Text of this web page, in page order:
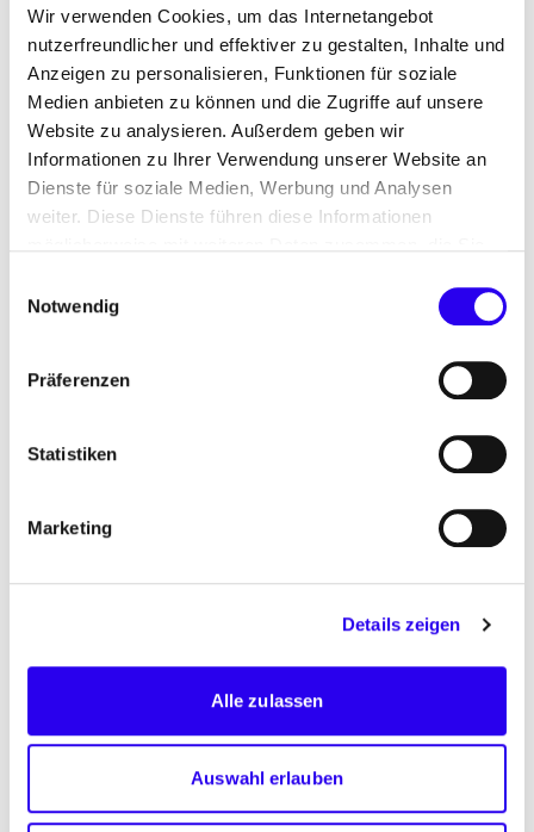
Wir verwenden Cookies, um das Internetangebot
nutzerfreundlicher und effektiver zu gestalten, Inhalte und
Anzeigen zu personalisieren, Funktionen für soziale
Medien anbieten zu können und die Zugriffe auf unsere
Website zu analysieren. Außerdem geben wir
Informationen zu Ihrer Verwendung unserer Website an
Dienste für soziale Medien, Werbung und Analysen
weiter. Diese Dienste führen diese Informationen
Nutzung der Dienste gesammelt haben.
Notwendig
Präferenzen
Statistiken
Marketing
Details zeigen
Alle zulassen
Auswahl erlauben
30.04.25 PUBLIKATION
dena-Gebäudereport 2025 – Updatebericht
April
Update mit neuen Daten zu Wärmeerzeugern,
Energieverbrauch, CO₂-Emissionen, Baukosten
Sanierungsfahrpläne
Der Absatz von Wärmeerzeugern ist 2024 im
– ein deutlicher Rückgang auf 712.500 verkaufte
Heizungen. Besonders stark betroffen sind
Gasheizungen (–49 Prozent) und Wärmepumpen
Biomasseanlagen, Solarthermie und
Lüftungsgeräten verzeichnen teils historische
Gleichzeitig zogen die Förderzahlen an: Die Anträge
im Rahmen der BEG-Einzelmaßnahmen stiegen
2024 um 26 Prozent, wobei Wärmepumpen mit